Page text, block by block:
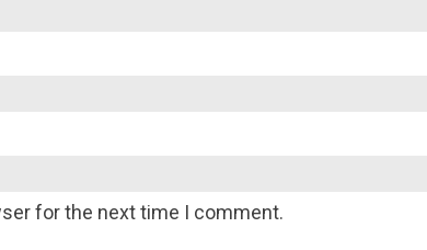
for the next time I comment.